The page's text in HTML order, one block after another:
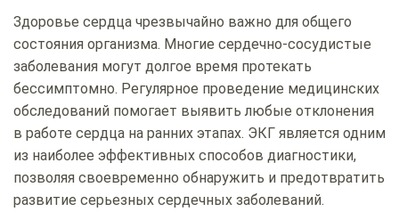
Здоровье сердца чрезвычайно важно для общего
состояния организма. Многие сердечно-сосудистые
заболевания могут долгое время протекать
бессимптомно. Регулярное проведение медицинских
обследований помогает выявить любые отклонения
в работе сердца на ранних этапах. ЭКГ является одним
из наиболее эффективных способов диагностики,
позволяя своевременно обнаружить и предотвратить
развитие серьезных сердечных заболеваний.